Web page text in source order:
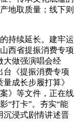
地取质量；线下则
持续延长。建牢运
西省提振消费专项
大做强演唱会经
台《提振消费专项
成长步履打算》
》等文件，正在线
“打卡”。夯实“能
沉浸式剧情讲述晋